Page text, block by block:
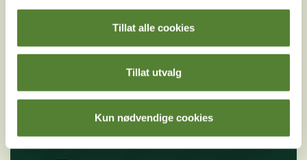
Tillat alle cookies
Tillat utvalg
Kun nødvendige cookies
Ved å melde deg på vårt nyhetsbrev godtar du våre
Følg oss på
sosiale medier!